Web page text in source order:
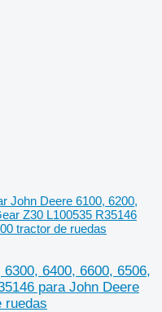
John Deere 6100, 6200,
Z30 L100535 R35146
tractor de ruedas
6400, 6600, 6506,
para John Deere
ruedas